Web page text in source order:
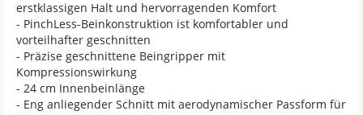
erstklassigen Halt und hervorragenden Komfort
- PinchLess-Beinkonstruktion ist komfortabler und
vorteilhafter geschnitten
- Präzise geschnittene Beingripper mit
Kompressionswirkung
- 24 cm Innenbeinlänge
- Eng anliegender Schnitt mit aerodynamischer Passform für